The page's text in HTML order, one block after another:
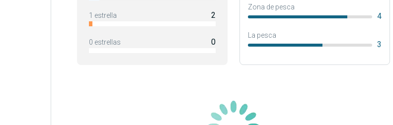
1 estrella 2
0 estrellas 0
Zona de pesca
4
La pesca
3